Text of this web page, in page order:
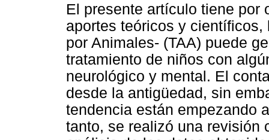
El presente artículo tiene por
aportes teóricos y
por Animales- (TAA) puede
tratamiento de niños con
neurológico y mental. El
desde la antigüedad, sin
tendencia están empezando
tanto, se realizó una revisión